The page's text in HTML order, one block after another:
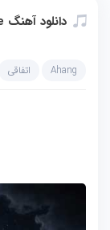
دانلود آهنگ Aone و E7 میدونم
Ahang اتفاقی